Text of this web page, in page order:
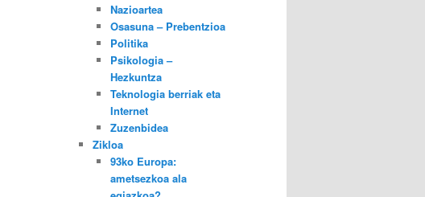
Nazioartea
Osasuna – Prebentzioa
Politika
Psikologia –
Hezkuntza
Teknologia berriak eta
Internet
Zuzenbidea
Zikloa
93ko Europa:
ametsezkoa ala